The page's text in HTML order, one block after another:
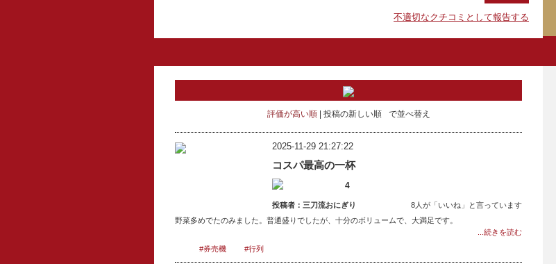
不適切なクチコミとして報告する
評価が高い順 投稿の新しい順 で並べ替え
2025-11-29 21:27:22
コスパ最高の一杯
4
投稿者：三刀流おにぎり
8人が「いいね」と言っています
野菜多めでたのみました。普通盛りでしたが、十分のボリュームで、大満足です。
...続きを読む
#券売機
#行列